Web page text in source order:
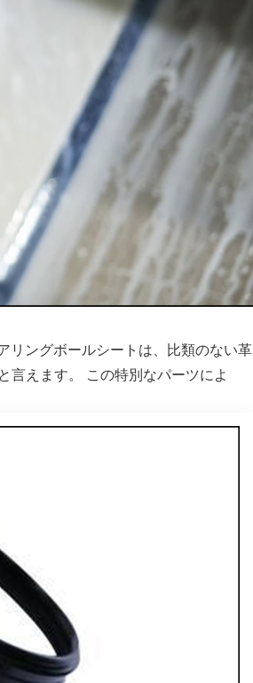
リングボールシートは、比類のない革
言えます。 この特別なパーツによ